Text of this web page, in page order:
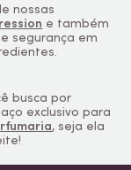
nossas
e também
segurança em
busca por
exclusivo para
, seja ela